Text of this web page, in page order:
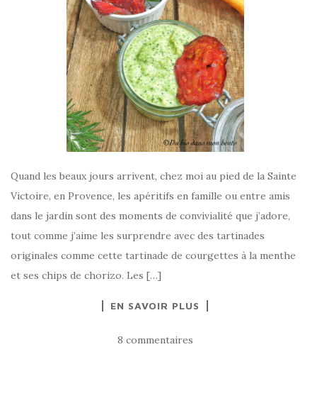
Quand les beaux jours arrivent, chez moi au pied de la Sainte
Victoire, en Provence, les apéritifs en famille ou entre amis
dans le jardin sont des moments de convivialité que j’adore,
tout comme j’aime les surprendre avec des tartinades
originales comme cette tartinade de courgettes à la menthe
et ses chips de chorizo. Les […]
EN SAVOIR PLUS
8 commentaires